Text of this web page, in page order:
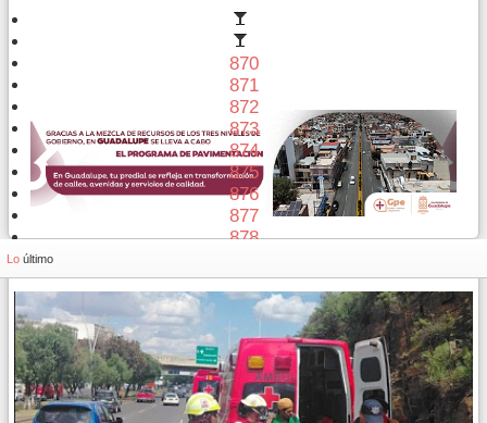
870
871
872
873
874
875
876
877
878
Lo último